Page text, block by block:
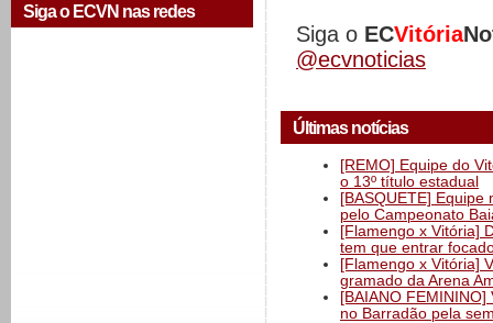
Siga o ECVN nas redes
Siga o ECVitória
@ecvnoticias
Últimas notícias
[REMO] Equipe do
o 13º título estadual
[BASQUETE]
pelo Campeonato
[Flamengo x Vitória]
tem que entrar
[Flamengo x Vitória]
gramado da Arena
[BAIANO
no Barradão pela